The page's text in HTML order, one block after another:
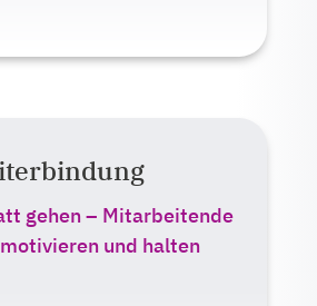
gehen – Mitarbeitende
und halten
Auf einen Blick:
Lernformat:
E-Learning